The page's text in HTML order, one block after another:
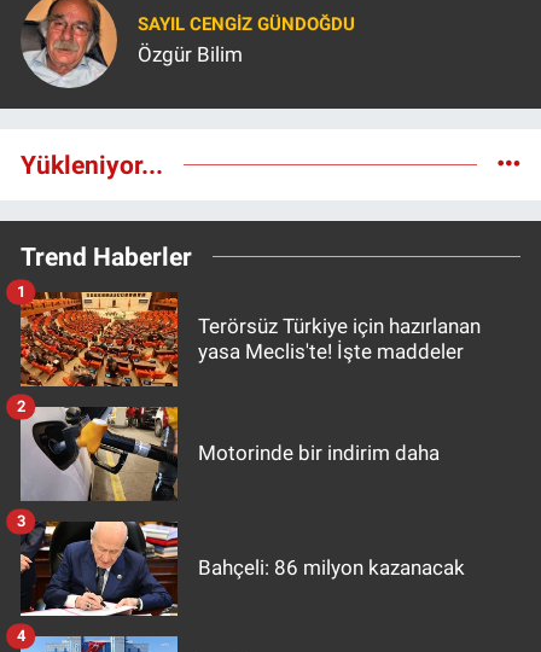
SAYIL CENGIZ GÜNDOĞDU
Özgür Bilim
Yükleniyor...
Trend Haberler
Terörsüz Türkiye için hazırlanan
yasa Meclis'te! İşte maddeler
1
Motorinde bir indirim daha
2
Bahçeli: 86 milyon kazanacak
3
4